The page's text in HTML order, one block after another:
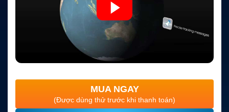
MUA NGAY
(Được dùng thử trước khi thanh toán)